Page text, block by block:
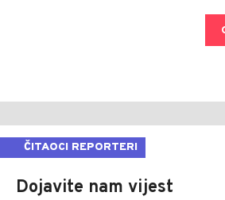
ČITAOCI REPORTERI
Dojavite nam vijest